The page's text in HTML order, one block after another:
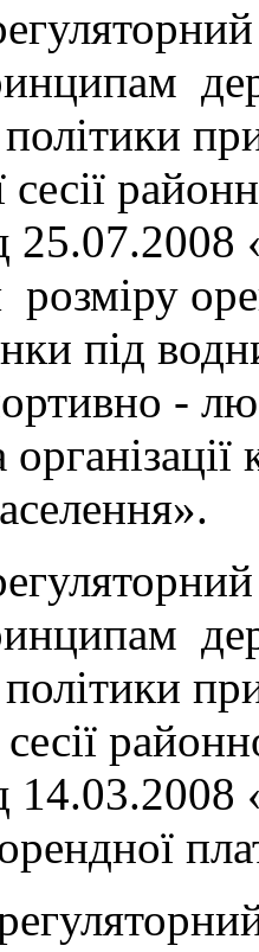
політики
сесії
розміру
під
-
політики